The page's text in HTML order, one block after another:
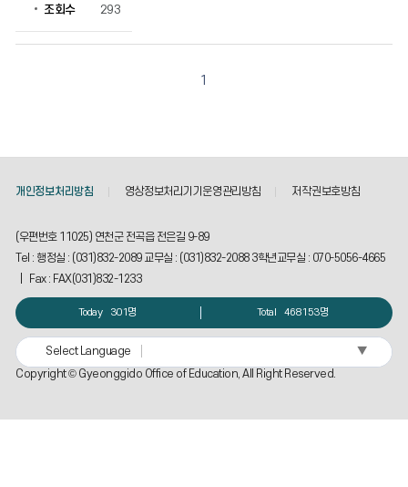
조회수 293
1
개인정보처리방침 영상정보처리기기운영관리방침 저작권보호방침
(우편번호 11025) 연천군 전곡읍 전은길 9-89
Tel : 행정실 : (031)832-2089 교무실 : (031)832-2088 3학년교무실 : 070-5056-4665
| Fax : FAX(031)832-1233
Today 301명 Total 468153명
Select Language
▼
Copyright © Gyeonggido Office of Education, All Right Reserved.